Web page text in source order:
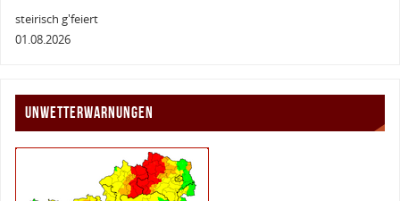
steirisch g'feiert
01.08.2026
UNWETTERWARNUNGEN